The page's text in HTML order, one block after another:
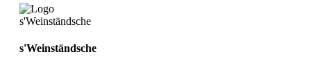
s'Weinständsche